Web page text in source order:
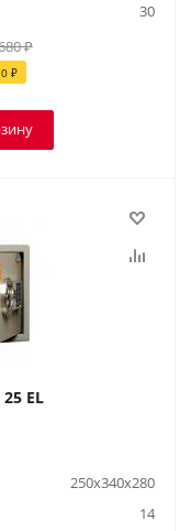
30
₽
₽
EL
250х340х280
14